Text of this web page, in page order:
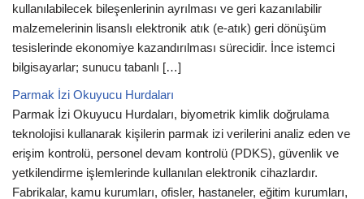
kullanılabilecek bileşenlerinin ayrılması ve geri kazanılabilir
malzemelerinin lisanslı elektronik atık (e-atık) geri dönüşüm
tesislerinde ekonomiye kazandırılması sürecidir. İnce istemci
bilgisayarlar; sunucu tabanlı […]
Parmak İzi Okuyucu Hurdaları
Parmak İzi Okuyucu Hurdaları, biyometrik kimlik doğrulama
teknolojisi kullanarak kişilerin parmak izi verilerini analiz eden ve
erişim kontrolü, personel devam kontrolü (PDKS), güvenlik ve
yetkilendirme işlemlerinde kullanılan elektronik cihazlardır.
Fabrikalar, kamu kurumları, ofisler, hastaneler, eğitim kurumları,